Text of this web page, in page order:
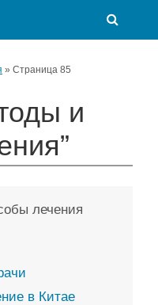
» Страница 85
и
лечения
в Китае